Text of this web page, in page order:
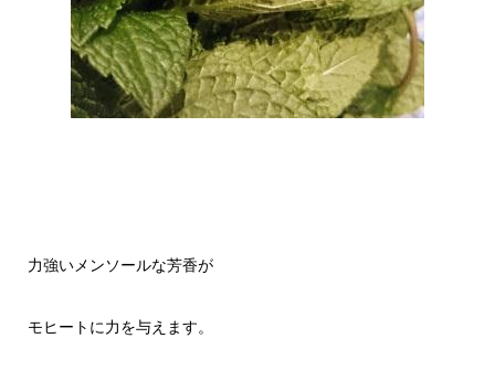
力強いメンソールな芳香が
モヒートに力を与えます。